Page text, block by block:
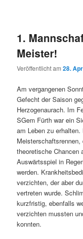
1.
Meister!
Veröffentlicht am28.
Am vergangenen
Gefecht der Saison
Herzogenaurach. Im
SGem Fürth war ein
am Leben zu
theoretische Chancen
Auswärtsspiel in
werden.
verzichten, der aber
vertreten wurde.
kurzfristig, ebenfalls
verzichten mussten
konnten.